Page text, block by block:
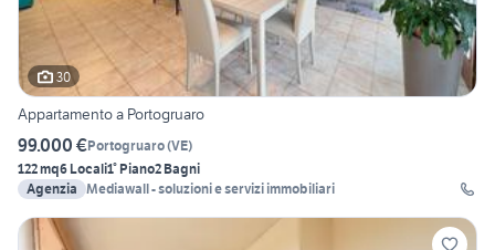
30
Appartamento a Portogruaro
99.000 €Portogruaro(VE)
122 mq6 Locali1° Piano2 Bagni
Agenzia Mediawall - soluzioni e servizi immobiliari